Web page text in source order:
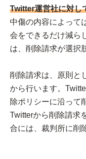
Twitter運営社に対し
中傷の内容によって
会をできるだけ減ら
は、削除請求が選択
削除請求は、原則と
から行います。
除ポリシーに沿って
Twitterから削除請求
合には、裁判所に削